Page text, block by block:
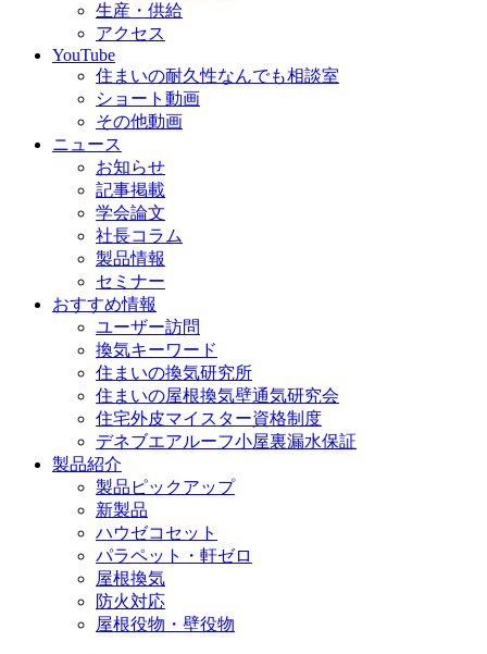
生産・供給
アクセス
YouTube
住まいの耐久性なんでも相談室
ショート動画
その他動画
ニュース
お知らせ
記事掲載
学会論文
社長コラム
製品情報
セミナー
おすすめ情報
ユーザー訪問
換気キーワード
住まいの換気研究所
住まいの屋根換気壁通気研究会
住宅外皮マイスター資格制度
デネブエアルーフ小屋裏漏水保証
製品紹介
製品ピックアップ
新製品
ハウゼコセット
パラペット・軒ゼロ
屋根換気
防火対応
屋根役物・壁役物